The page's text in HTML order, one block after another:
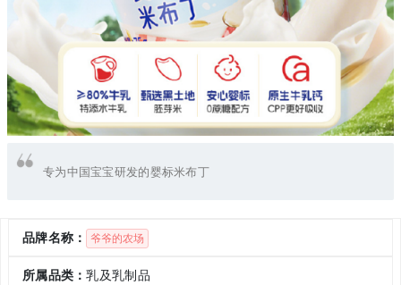
专为中国宝宝研发的婴标米布丁
品牌名称： 爷爷的农场
所属品类：乳及乳制品